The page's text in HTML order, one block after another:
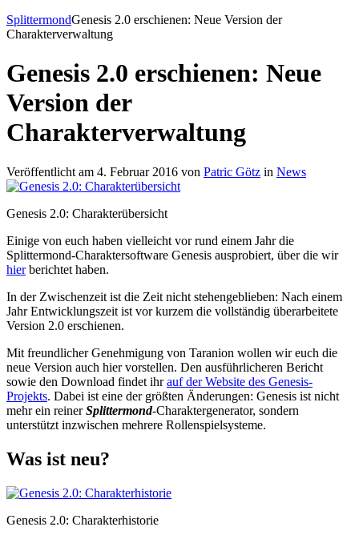
SplittermondGenesis 2.0 erschienen: Neue Version der
Charakterverwaltung
Genesis 2.0 erschienen: Neue
Version der
Charakterverwaltung
Veröffentlicht am 4. Februar 2016 von Patric Götz in News
Genesis 2.0: Charakterübersicht
Einige von euch haben vielleicht vor rund einem Jahr die
Splittermond-Charaktersoftware Genesis ausprobiert, über die wir
hierberichtet haben.
In der Zwischenzeit ist die Zeit nicht stehengeblieben: Nach einem
Jahr Entwicklungszeit ist vor kurzem die vollständig überarbeitete
Version 2.0 erschienen.
Mit freundlicher Genehmigung von Taranion wollen wir euch die
neue Version auch hier vorstellen. Den ausführlicheren Bericht
sowie den Download findet ihrauf der Website des Genesis-
Projekts. Dabei ist eine der größten Änderungen: Genesis ist nicht
mehr ein reinerSplittermond-Charaktergenerator, sondern
unterstützt inzwischen mehrere Rollenspielsysteme.
Was ist neu?
Genesis 2.0: Charakterhistorie